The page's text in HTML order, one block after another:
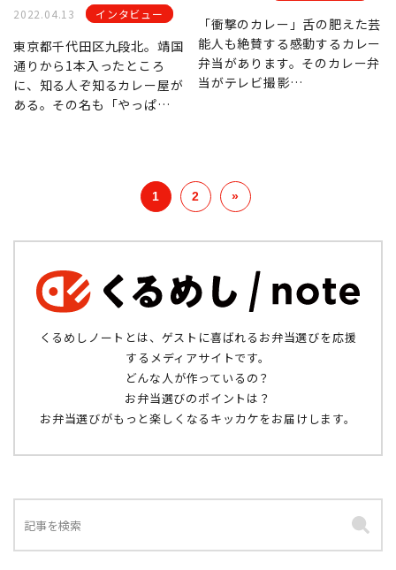
2022.04.13 インタビュー
東京都千代田区九段北。靖国
通りから1本入ったところ
に、知る人ぞ知るカレー屋が
ある。その名も「やっぱ…
「衝撃のカレー」舌の肥えた芸
能人も絶賛する感動するカレー
弁当があります。そのカレー弁
当がテレビ撮影…
1 2 »
くるめしノートとは、ゲストに喜ばれるお弁当選びを応援
するメディアサイトです。
どんな人が作っているの？
お弁当選びのポイントは？
お弁当選びがもっと楽しくなるキッカケをお届けします。